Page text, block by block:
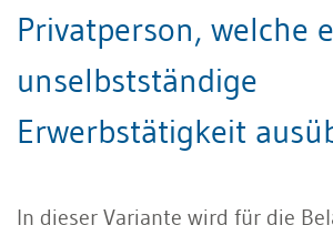
Privatperson, welche
unselbstständige
Erwerbstätigkeit
In dieser Variante wird für die